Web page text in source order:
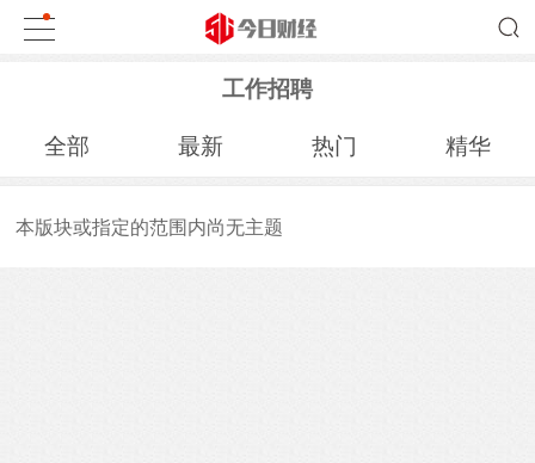
工作招聘
全部 最新 热门 精华
本版块或指定的范围内尚无主题